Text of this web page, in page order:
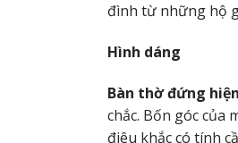
đình từ những hộ
Hình dáng
Bàn thờ đứng
chắc. Bốn góc của
điêu khắc có tính